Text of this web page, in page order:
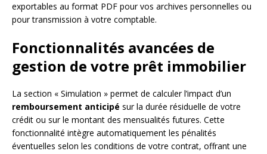
exportables au format PDF pour vos archives personnelles ou
pour transmission à votre comptable.
Fonctionnalités avancées de
gestion de votre prêt immobilier
La section « Simulation » permet de calculer l’impact d’un
remboursement anticipé sur la durée résiduelle de votre
crédit ou sur le montant des mensualités futures. Cette
fonctionnalité intègre automatiquement les pénalités
éventuelles selon les conditions de votre contrat, offrant une